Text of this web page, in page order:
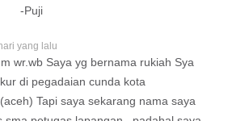
-Puji
yang lalu
wr.wb Saya yg bernama rukiah Sya
di pegadaian cunda kota
Tapi saya sekarang nama saya